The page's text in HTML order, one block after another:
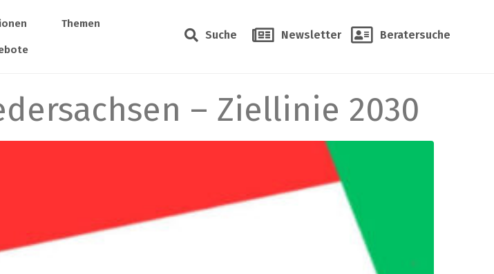
Themen
Suche Newsletter Beratersuche
– Ziellinie 2030